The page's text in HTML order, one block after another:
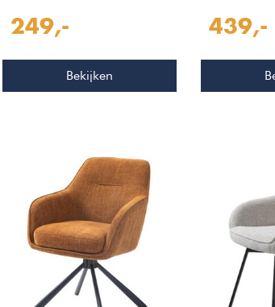
249,-
Bekijken
439,-